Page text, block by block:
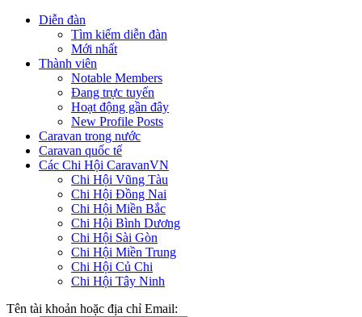
Diễn đàn
Tìm kiếm diễn đàn
Mới nhất
Thành viên
Notable Members
Đang trực tuyến
Hoạt động gần đây
New Profile Posts
Caravan trong nước
Caravan quốc tế
Các Chi Hội CaravanVN
Chi Hội Vũng Tàu
Chi Hội Đồng Nai
Chi Hội Miền Bắc
Chi Hội Bình Dương
Chi Hội Sài Gòn
Chi Hội Miền Trung
Chi Hội Củ Chi
Chi Hội Tây Ninh
Tên tài khoản hoặc địa chỉ Email: